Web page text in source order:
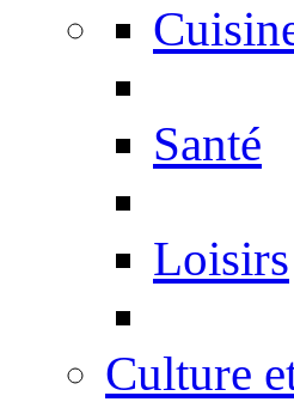
Santé
Loisirs
Culture